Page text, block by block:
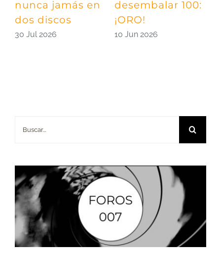
nunca jamás en
dos discos
30 Jul 2026
desembalar 100:
¡ORO!
10 Jun 2026